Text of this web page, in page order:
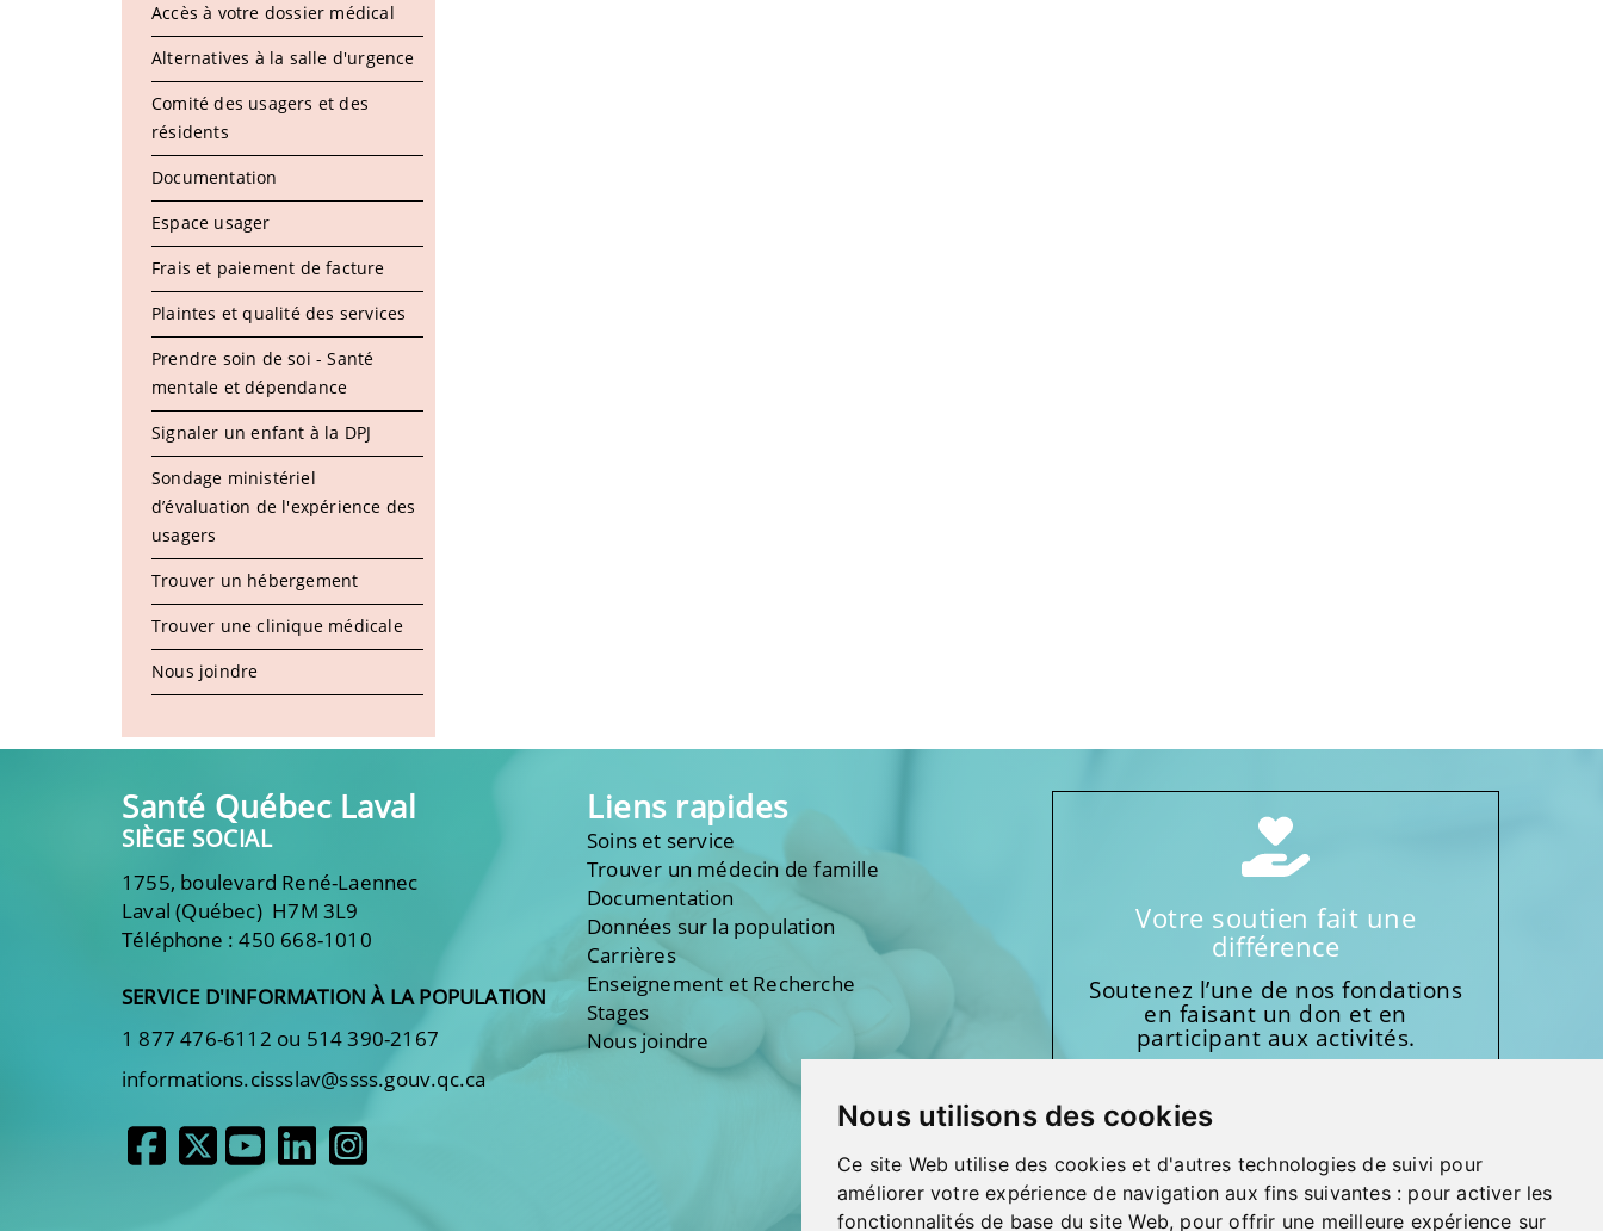
Nous utilisons des cookies
Ce site Web utilise des cookies et d'autres technologies de suivi pour
améliorer votre expérience de navigation aux fins suivantes : pour activer les
fonctionnalités de base du site Web, pour offrir une meilleure expérience sur
Accès à votre dossier médical
Alternatives à la salle d'urgence
Comité des usagers et des
résidents
Documentation
Espace usager
Frais et paiement de facture
Plaintes et qualité des services
Prendre soin de soi - Santé
mentale et dépendance
Signaler un enfant à la DPJ
Sondage ministériel
d’évaluation de l'expérience des
usagers
Trouver un hébergement
Trouver une clinique médicale
Nous joindre
Santé Québec Laval
SIÈGE SOCIAL
1755, boulevard René-Laennec
Laval (Québec) H7M 3L9
Téléphone : 450 668-1010
SERVICE D'INFORMATION À LA POPULATION
1 877 476-6112 ou 514 390-2167
informations.cissslav@ssss.gouv.qc.ca
Liens rapides
Soins et service
Trouver un médecin de famille
Documentation
Données sur la population
Carrières
Enseignement et Recherche
Stages
Nous joindre
Votre soutien fait une
différence
Soutenez l’une de nos fondations
en faisant un don et en
participant aux activités.